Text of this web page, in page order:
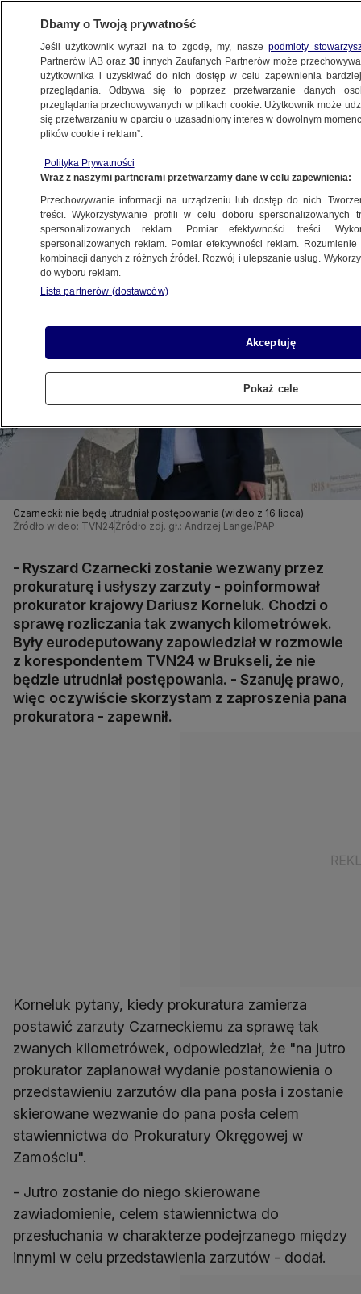
POLSKA
Czarneckiego. Polityk: nie będę utrudniał
postępowania
16.07.2024, 09:24Aktualizacja: 16.07.2024, 15:05
Udostępnij
Czarnecki: nie będę utrudniał postępowania (wideo z 16 lipca)
Źródło wideo: TVN24 Źródło zdj. gł.: Andrzej Lange/PAP
- Ryszard Czarnecki zostanie wezwany przez
prokuraturę i usłyszy zarzuty - poinformował
prokurator krajowy Dariusz Korneluk. Chodzi o
sprawę rozliczania tak zwanych kilometrówek.
Były eurodeputowany zapowiedział w rozmowie
z korespondentem TVN24 w Brukseli, że nie
będzie utrudniał postępowania. - Szanuję prawo,
więc oczywiście skorzystam z zaproszenia pana
prokuratora - zapewnił.
Korneluk pytany, kiedy prokuratura zamierza
postawić zarzuty Czarneckiemu za sprawę tak
zwanych kilometrówek, odpowiedział, że "na jutro
prokurator zaplanował wydanie postanowienia o
przedstawieniu zarzutów dla pana posła i zostanie
skierowane wezwanie do pana posła celem
stawiennictwa do Prokuratury Okręgowej w
Zamościu".
- Jutro zostanie do niego skierowane
zawiadomienie, celem stawiennictwa do
przesłuchania w charakterze podejrzanego między
innymi w celu przedstawienia zarzutów - dodał.
Dbamy o Twoją prywatność
Jeśli użytkownik wyrazi na to zgodę, my, naszepodmioty
Partnerów IAB oraz30 innych Zaufanych Partnerów może
użytkownika i uzyskiwać do nich dostęp w celu zapewnienia
przeglądania. Odbywa się to poprzez przetwarzanie danych
przeglądania przechowywanych w plikach cookie. Użytkownik może
się przetwarzaniu w oparciu o uzasadniony interes w dowolnym
plików cookie i reklam”.
Polityka Prywatności
Wraz z naszymi partnerami przetwarzamy dane w celu zapewnienia:
Przechowywanie informacji na urządzeniu lub dostęp do nich.
treści. Wykorzystywanie profili w celu doboru spersonalizowanych
spersonalizowanych reklam. Pomiar efektywności treści.
spersonalizowanych reklam. Pomiar efektywności reklam.
kombinacji danych z różnych źródeł. Rozwój i ulepszanie usług.
do wyboru reklam.
Lista partnerów (dostawców)
Akceptuję
Pokaż cele